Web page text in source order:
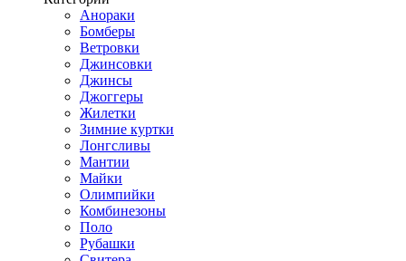
Анораки
Бомберы
Ветровки
Джинсовки
Джинсы
Джоггеры
Жилетки
Зимние куртки
Лонгсливы
Мантии
Майки
Олимпийки
Комбинезоны
Поло
Рубашки